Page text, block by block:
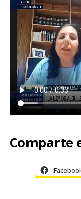
Comparte